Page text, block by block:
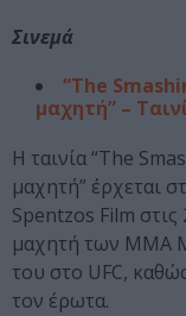
Σινεμά
“The
μαχητή” –
Η ταινία “The
μαχητή” έρχεται
Spentzos Film
μαχητή των MMA
του στο UFC,
τον έρωτα.